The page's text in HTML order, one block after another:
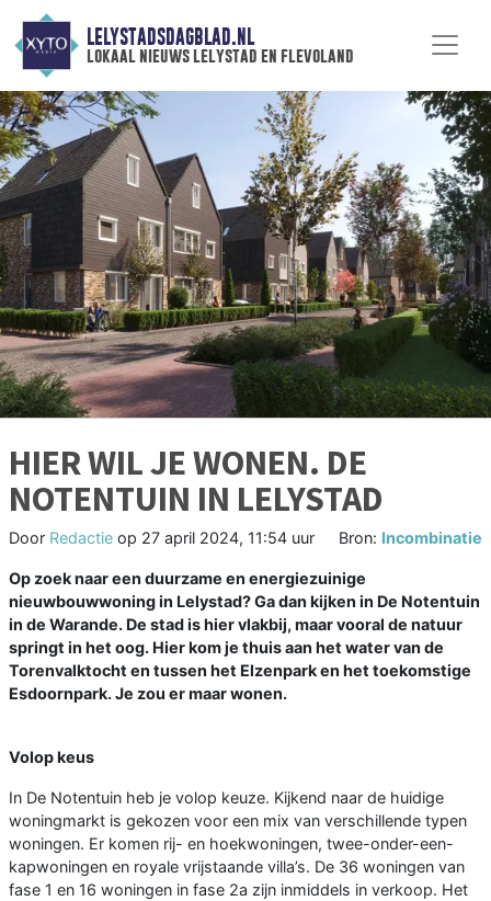
LELYSTADSDAGBLAD.NL
lokaal nieuws lelystad en flevoland
HIER WIL JE WONEN. DE
NOTENTUIN IN LELYSTAD
Door Redactie op 27 april 2024, 11:54 uur Bron: Incombinatie
Op zoek naar een duurzame en energiezuinige
nieuwbouwwoning in Lelystad? Ga dan kijken in De Notentuin
in de Warande. De stad is hier vlakbij, maar vooral de natuur
springt in het oog. Hier kom je thuis aan het water van de
Torenvalktocht en tussen het Elzenpark en het toekomstige
Esdoornpark. Je zou er maar wonen.
Volop keus
In De Notentuin heb je volop keuze. Kijkend naar de huidige
woningmarkt is gekozen voor een mix van verschillende typen
woningen. Er komen rij- en hoekwoningen, twee-onder-een-
kapwoningen en royale vrijstaande villa’s. De 36 woningen van
fase 1 en 16 woningen in fase 2a zijn inmiddels in verkoop. Het